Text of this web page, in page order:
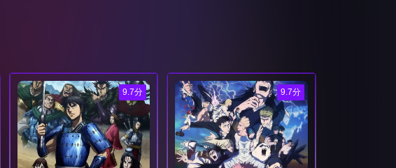
9.7分 9.7分